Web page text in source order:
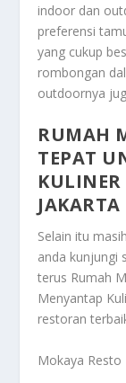
indoor dan
preferensi
yang cukup
rombongan
outdoornya
RUMAH
TEPAT
JAKARTA
Selain itu
anda kunjungi
terus Rumah
Menyantap
restoran
Mokaya Resto